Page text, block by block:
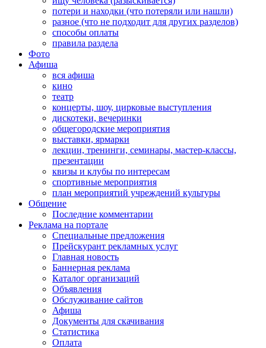
потери и находки (что потеряли или нашли)
разное (что не подходит для других разделов)
способы оплаты
правила раздела
Фото
Афиша
вся афиша
кино
театр
концерты, шоу, цирковые выступления
дискотеки, вечеринки
общегородские мероприятия
выставки, ярмарки
лекции, тренинги, семинары, мастер-классы,
презентации
квизы и клубы по интересам
спортивные мероприятия
план мероприятий учреждений культуры
Общение
Последние комментарии
Реклама на портале
Специальные предложения
Прейскурант рекламных услуг
Главная новость
Баннерная реклама
Каталог организаций
Объявления
Обслуживание сайтов
Афиша
Документы для скачивания
Статистика
Оплата